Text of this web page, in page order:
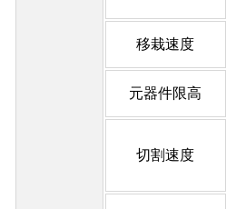
移栽速度
元器件限高
切割速度